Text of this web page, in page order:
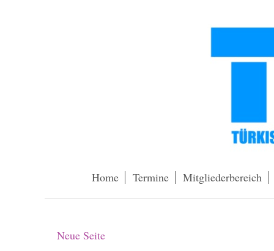
Home Termine Mitgliederbereich
Neue Seite